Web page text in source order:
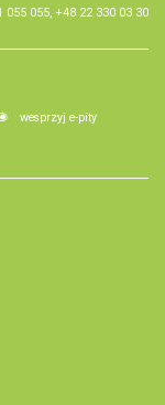
055, +48 22 330 03 30
wesprzyj e-pity